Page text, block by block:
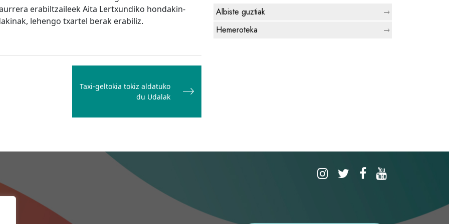
erabiltzaileek Aita Lertxundiko hondakin-
lehengo txartel berak erabiliz.
Taxi-geltokia tokiz aldatuko
du Udalak
Albiste guztiak
Hemeroteka